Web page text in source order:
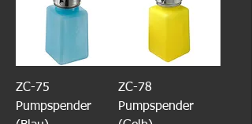
ZC-75
Pumpspender
ZC-78
Pumpspender